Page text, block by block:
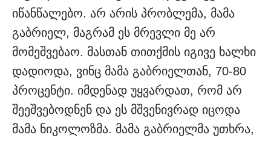
იწანწალებო. არ არის პრობლემა, მამა
გაბრიელ, მაგრამ ეს მრევლი მე არ
მომეშვებაო. მასთან თითქმის იგივე ხალხი
დადიოდა, ვინც მამა გაბრიელთან, 70-80
პროცენტი. იმდენად უყვარდათ, რომ არ
შეეშვებოდნენ და ეს მშვენივრად იცოდა
მამა ნიკოლოზმა. მამა გაბრიელმა უთხრა,